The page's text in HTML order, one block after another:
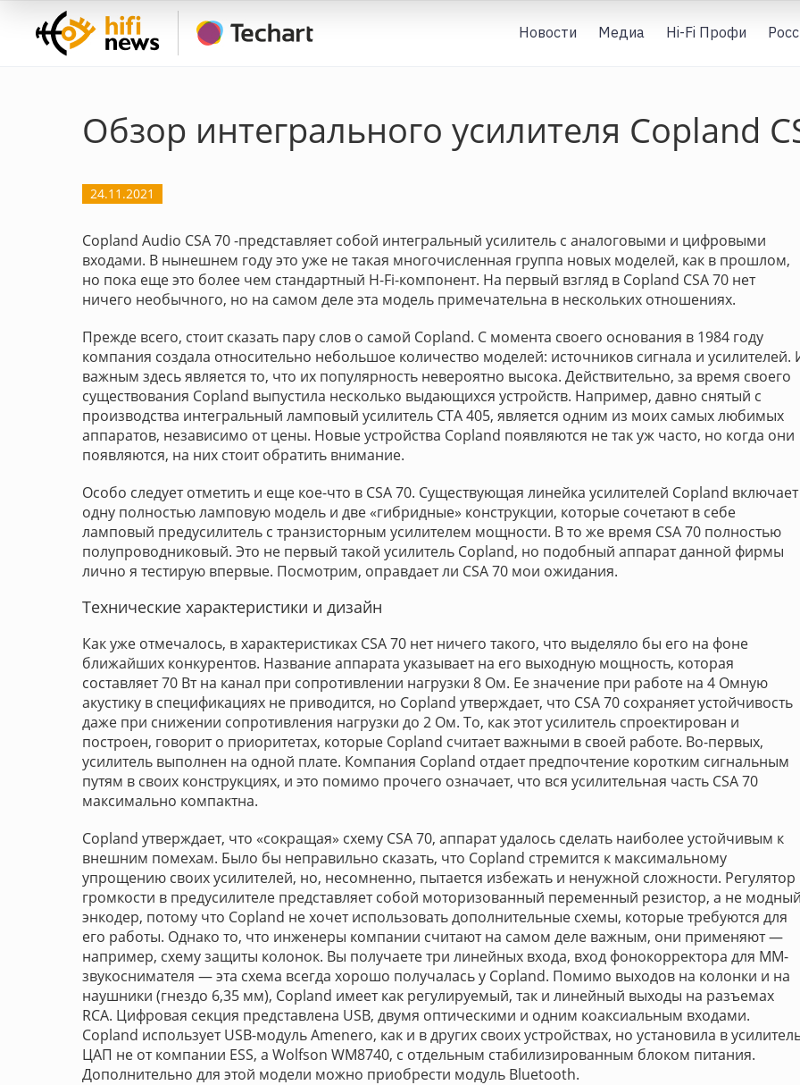
Новости Медиа Hi-Fi Профи
Обзор интегрального усилителя Copland
24.11.2021
Copland Audio CSA 70 -представляет собой интегральный усилитель с аналоговыми и цифровыми
входами. В нынешнем году это уже не такая многочисленная группа новых моделей, как в прошлом,
но пока еще это более чем стандартный H-Fi-компонент. На первый взгляд в Copland CSA 70 нет
ничего необычного, но на самом деле эта модель примечательна в нескольких отношениях.
Прежде всего, стоит сказать пару слов о самой Copland. С момента своего основания в 1984 году
компания создала относительно небольшое количество моделей: источников сигнала и усилителей.
важным здесь является то, что их популярность невероятно высока. Действительно, за время своего
существования Copland выпустила несколько выдающихся устройств. Например, давно снятый с
производства интегральный ламповый усилитель CTA 405, является одним из моих самых любимых
аппаратов, независимо от цены. Новые устройства Copland появляются не так уж часто, но когда они
появляются, на них стоит обратить внимание.
Особо следует отметить и еще кое-что в CSA 70. Существующая линейка усилителей Copland включает
одну полностью ламповую модель и две «гибридные» конструкции, которые сочетают в себе
ламповый предусилитель с транзисторным усилителем мощности. В то же время CSA 70 полностью
полупроводниковый. Это не первый такой усилитель Copland, но подобный аппарат данной фирмы
лично я тестирую впервые. Посмотрим, оправдает ли CSA 70 мои ожидания.
Технические характеристики и дизайн
Как уже отмечалось, в характеристиках CSA 70 нет ничего такого, что выделяло бы его на фоне
ближайших конкурентов. Название аппарата указывает на его выходную мощность, которая
составляет 70 Вт на канал при сопротивлении нагрузки 8 Ом. Ее значение при работе на 4 Омную
акустику в спецификациях не приводится, но Copland утверждает, что CSA 70 сохраняет устойчивость
даже при снижении сопротивления нагрузки до 2 Ом. То, как этот усилитель спроектирован и
построен, говорит о приоритетах, которые Copland считает важными в своей работе. Во-первых,
усилитель выполнен на одной плате. Компания Copland отдает предпочтение коротким сигнальным
путям в своих конструкциях, и это помимо прочего означает, что вся усилительная часть CSA 70
максимально компактна.
Copland утверждает, что «сокращая» схему CSA 70, аппарат удалось сделать наиболее устойчивым к
внешним помехам. Было бы неправильно сказать, что Copland стремится к максимальному
упрощению своих усилителей, но, несомненно, пытается избежать и ненужной сложности. Регулятор
громкости в предусилителе представляет собой моторизованный переменный резистор, а не
энкодер, потому что Copland не хочет использовать дополнительные схемы, которые требуются для
его работы. Однако то, что инженеры компании считают на самом деле важным, они применяют —
например, схему защиты колонок. Вы получаете три линейных входа, вход фонокорректора для ММ-
звукоснимателя — эта схема всегда хорошо получалась у Copland. Помимо выходов на колонки и на
наушники (гнездо 6,35 мм), Copland имеет как регулируемый, так и линейный выходы на разъемах
RCA. Цифровая секция представлена USB, двумя оптическими и одним коаксиальным входами.
Copland использует USB-модуль Amenero, как и в других своих устройствах, но установила в
ЦАП не от компании ESS, а Wolfson WM8740, с отдельным стабилизированным блоком питания.
Дополнительно для этой модели можно приобрести модуль Bluetooth.